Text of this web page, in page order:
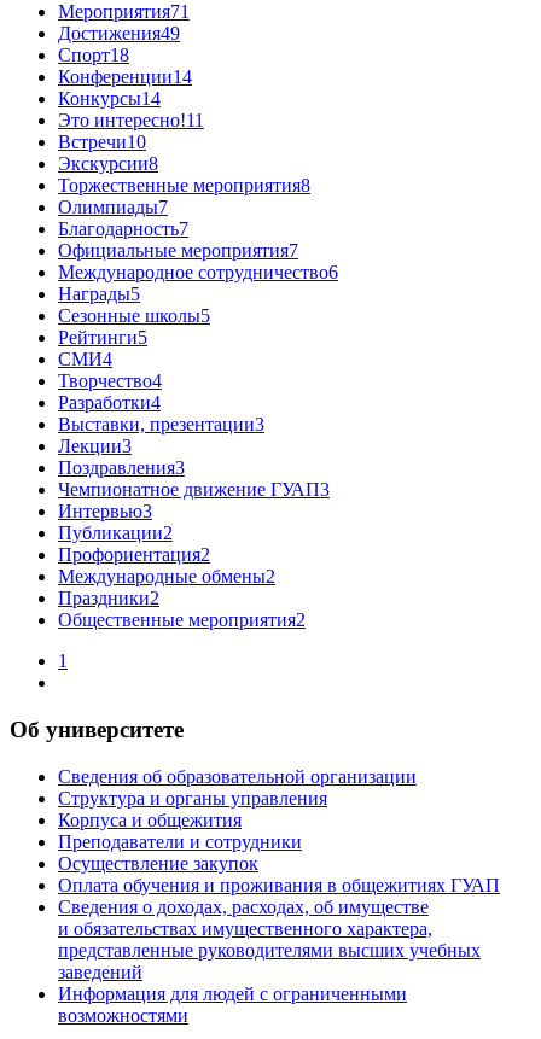
Мероприятия71
Достижения49
Спорт18
Конференции14
Конкурсы14
Это интересно!11
Встречи10
Экскурсии8
Торжественные мероприятия8
Олимпиады7
Благодарность7
Официальные мероприятия7
Международное сотрудничество6
Награды5
Сезонные школы5
Рейтинги5
СМИ4
Творчество4
Разработки4
Выставки, презентации3
Лекции3
Поздравления3
Чемпионатное движение ГУАП3
Интервью3
Публикации2
Профориентация2
Международные обмены2
Праздники2
Общественные мероприятия2
1
Об университете
Сведения об образовательной организации
Структура и органы управления
Корпуса и общежития
Преподаватели и сотрудники
Осуществление закупок
Оплата обучения и проживания в общежитиях ГУАП
Сведения о доходах, расходах, об имуществе
и обязательствах имущественного характера,
представленные руководителями высших учебных
заведений
Информация для людей с ограниченными
возможностями